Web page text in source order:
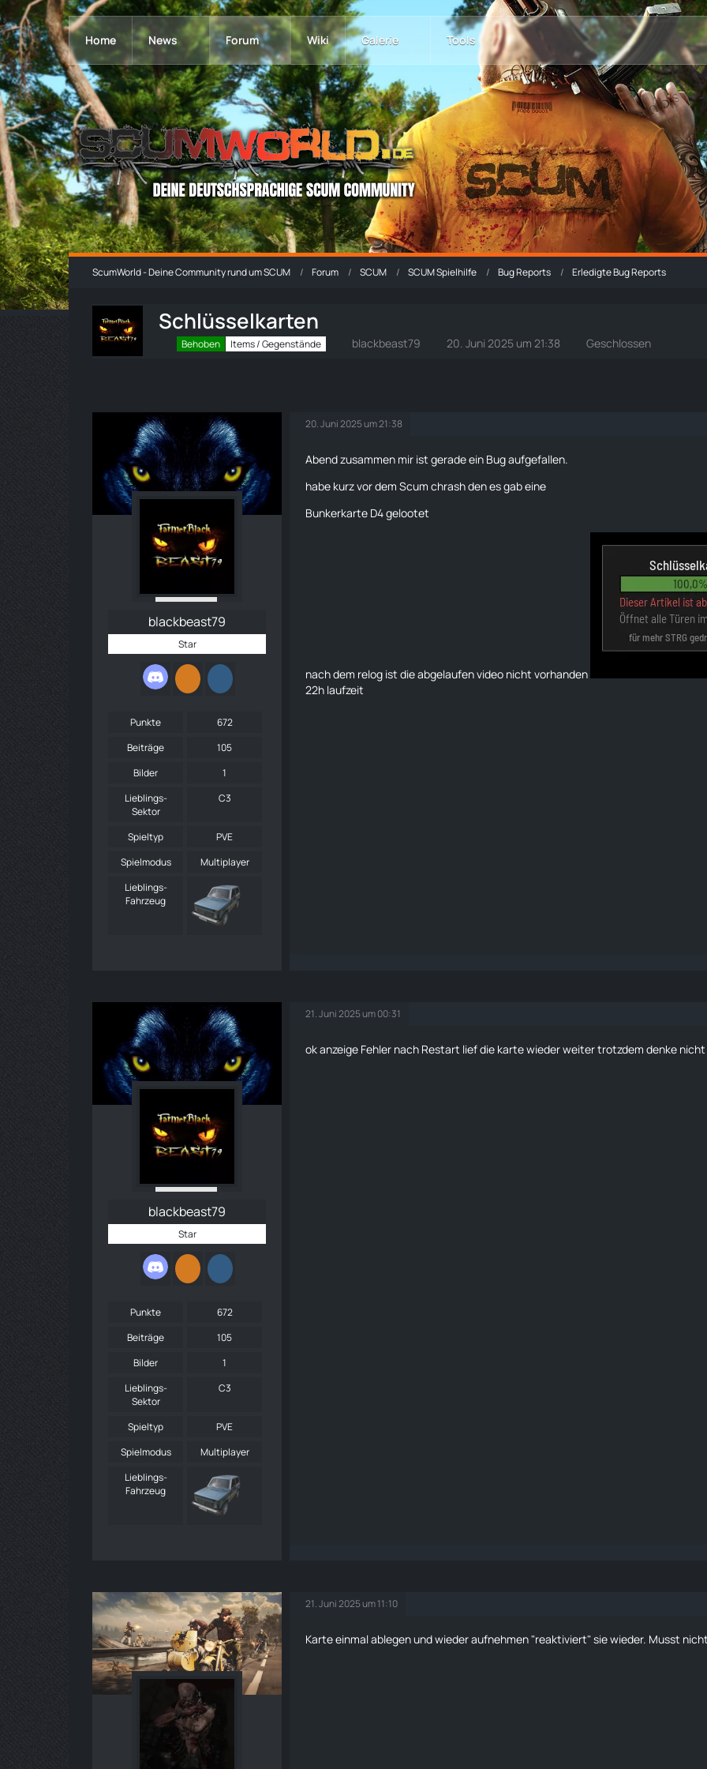
Home News Forum Wiki Galerie Tools
ScumWorld - Deine Community rund um SCUM Forum SCUM SCUM Spielhilfe Bug Reports Erledigte Bug Reports
Schlüsselkarten
Behoben Items / Gegenstände blackbeast79 20. Juni 2025 um 21:38 Geschlossen
blackbeast79
Star
Punkte
672
Beiträge
105
Bilder
1
Lieblings-
Sektor
C3
Spieltyp
PVE
Spielmodus
Multiplayer
Lieblings-
Fahrzeug
20. Juni 2025 um 21:38
Abend zusammen mir ist gerade ein Bug aufgefallen.
habe kurz vor dem Scum chrash den es gab eine
Bunkerkarte D4 gelootet
nach dem relog ist die abgelaufen video nicht vorhanden
22h laufzeit
blackbeast79
Star
Punkte
672
Beiträge
105
Bilder
1
Lieblings-
Sektor
C3
Spieltyp
PVE
Spielmodus
Multiplayer
Lieblings-
Fahrzeug
21. Juni 2025 um 00:31
ok anzeige Fehler nach Restart lief die kartewieder weiter trotzdem denke
21. Juni 2025 um 11:10
Karteeinmal ablegen und wieder aufnehmen "reaktiviert" sie wieder. Musst